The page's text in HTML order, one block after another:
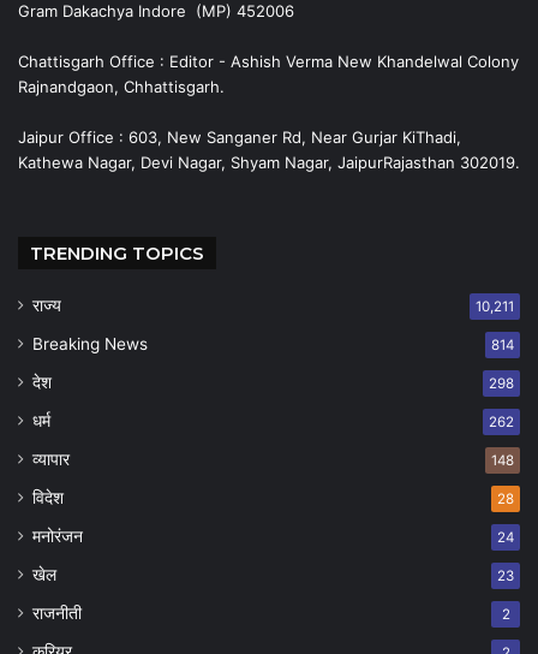
Gram Dakachya Indore (MP) 452006
Chattisgarh Office : Editor - Ashish Verma New Khandelwal Colony
Rajnandgaon, Chhattisgarh.
Jaipur Office : 603, New Sanganer Rd, Near Gurjar KiThadi,
Kathewa Nagar, Devi Nagar, Shyam Nagar, JaipurRajasthan 302019.
TRENDING TOPICS
राज्य 10,211
Breaking News 814
देश 298
धर्म 262
व्यापार 148
विदेश 28
मनोरंजन 24
खेल 23
राजनीती 2